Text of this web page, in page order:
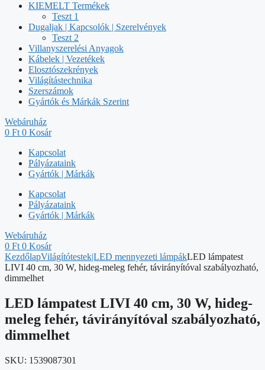
KIEMELT Termékek
Teszt 1
Dugaljak | Kapcsolók | Szerelvények
Teszt 2
Villanyszerelési Anyagok
Kábelek | Vezetékek
Elosztószekrények
Világítástechnika
Szerszámok
Gyártók és Márkák Szerint
Webáruház
0 Ft 0 Kosár
Kapcsolat
Pályázataink
Gyártók | Márkák
Kapcsolat
Pályázataink
Gyártók | Márkák
Webáruház
0 Ft 0 Kosár
KezdőlapVilágítótestek|LED mennyezeti lámpákLED lámpatest
LIVI 40 cm, 30 W, hideg-meleg fehér, távirányítóval szabályozható,
dimmelhet
LED lámpatest LIVI 40 cm, 30 W, hideg-
meleg fehér, távirányítóval szabályozható,
dimmelhet
SKU: 1539087301